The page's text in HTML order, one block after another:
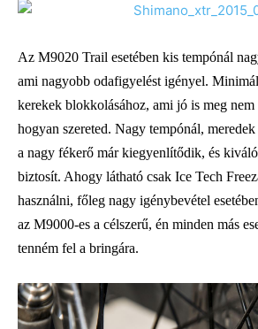
Az M9020 Trail esetében kis tempónál
ami nagyobb odafigyelést igényel.
kerekek blokkolásához, ami jó is meg
hogyan szereted. Nagy tempónál,
a nagy fékerő már kiegyenlítődik, és
biztosít. Ahogy látható csak Ice Tech
használni, főleg nagy igénybevétel
az M9000-es a célszerű, én minden más
tenném fel a bringára.